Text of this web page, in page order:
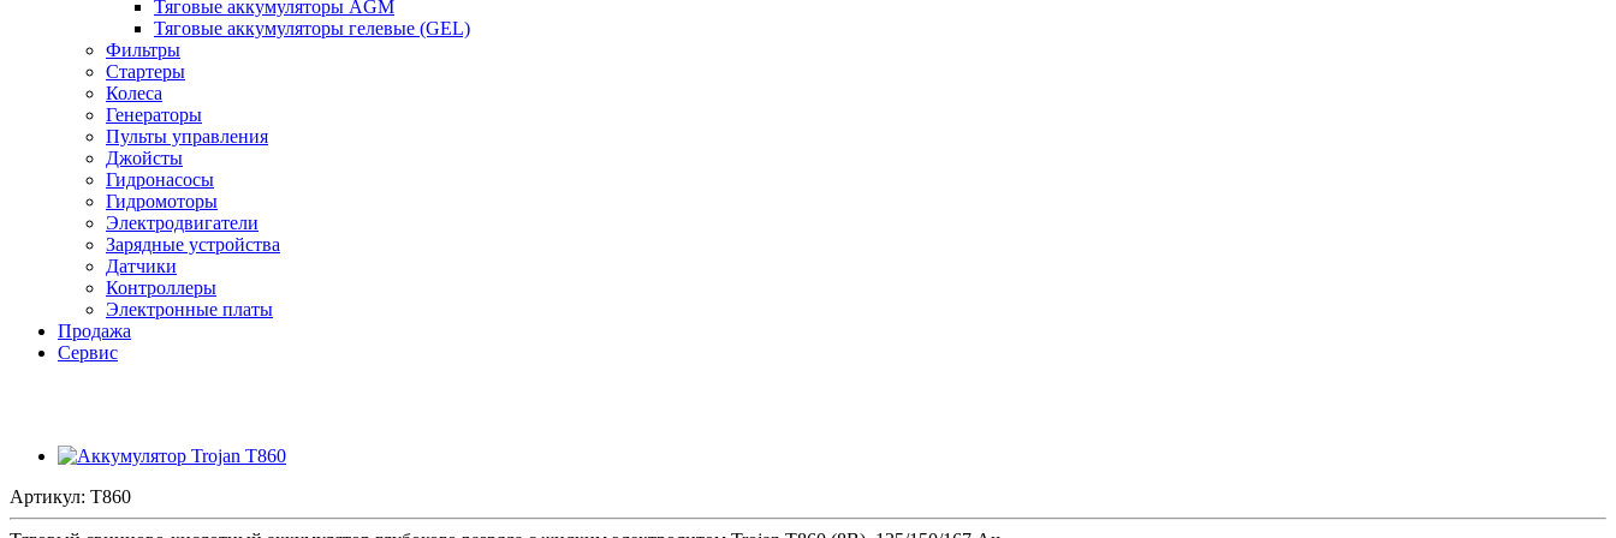
Тяговые аккумуляторы AGM
Тяговые аккумуляторы гелевые (GEL)
Фильтры
Стартеры
Колеса
Генераторы
Пульты управления
Джойсты
Гидронасосы
Гидромоторы
Электродвигатели
Зарядные устройства
Датчики
Контроллеры
Электронные платы
Продажа
Сервис
Артикул: T860